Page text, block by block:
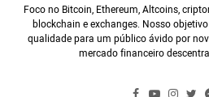
Foco no Bitcoin, Ethereum, Altcoins,
blockchain e exchanges. Nosso
qualidade para um público ávido por
mercado financeiro